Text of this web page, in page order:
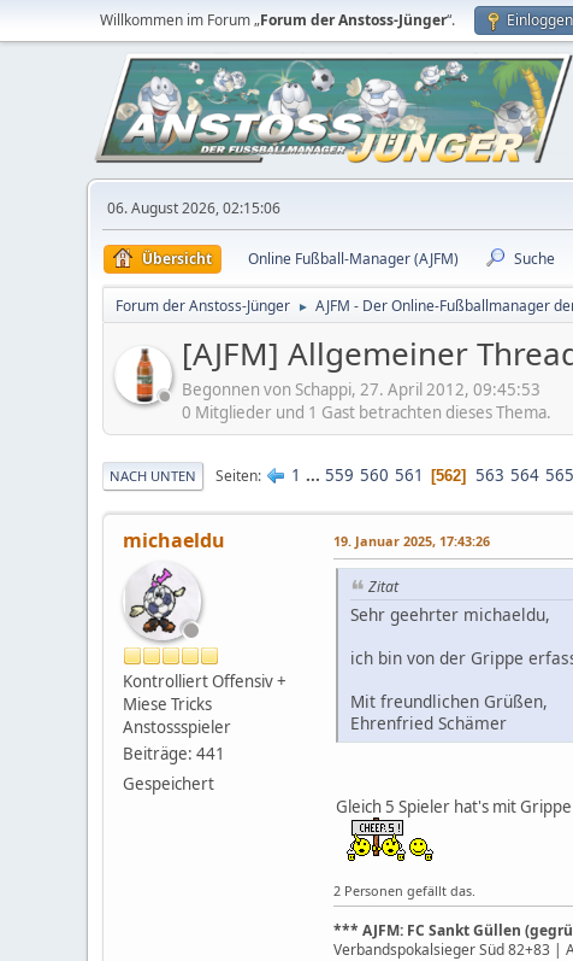
Willkommen im Forum „Forum der Anstoss-Jünger“. Einloggen
06. August 2026, 02:15:06
Übersicht Online Fußball-Manager (AJFM) Suche
Forum der Anstoss-Jünger ► AJFM - Der Online-Fußballmanager
[AJFM] Allgemeiner
Begonnen von Schappi, 27. April 2012, 09:45:53
0 Mitglieder und 1 Gast betrachten dieses Thema.
NACH UNTEN Seiten 1 ... 559 560 561 562 563 564 565
michaeldu
Kontrolliert Offensiv +
Miese Tricks
Anstossspieler
Beiträge: 441
Gespeichert
19. Januar 2025, 17:43:26
Zitat
Sehr geehrter michaeldu,
ich bin von der Grippe
Mit freundlichen Grüßen,
Ehrenfried Schämer
Gleich 5 Spieler hat's mit
2 Personen gefällt das.
*** AJFM: FC Sankt Güllen
Verbandspokalsieger Süd 82+83 |